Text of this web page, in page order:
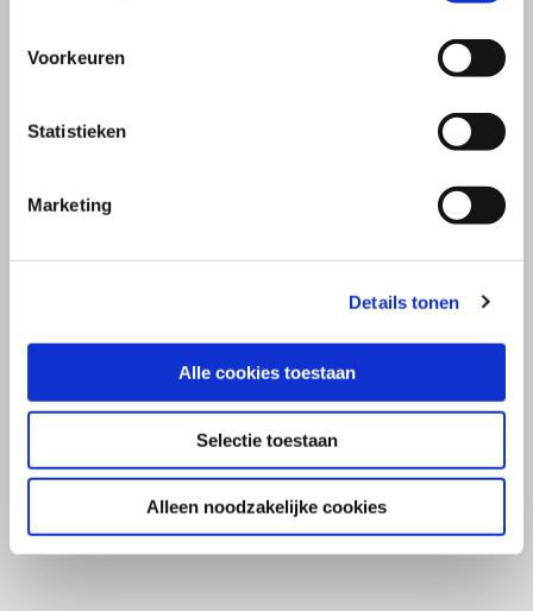
Voorkeuren
Statistieken
Marketing
Details tonen
Alle cookies toestaan
Selectie toestaan
Alleen noodzakelijke cookies